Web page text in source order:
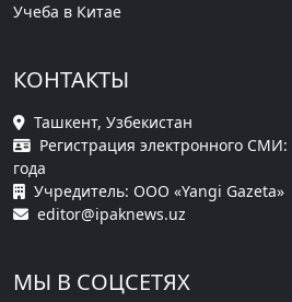
Учеба в Китае
КОНТАКТЫ
Ташкент, Узбекистан
Регистрация электронного
года
Учредитель: ООО «Yangi Gazeta»
editor@ipaknews.uz
МЫ В СОЦСЕТЯХ